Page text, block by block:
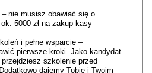
– nie musisz obawiać się o
5000 zł na zakup kasy
i pełne wsparcie –
pierwsze kroki. Jako kandydat
szkolenie przed
dajemy Tobie i Twoim